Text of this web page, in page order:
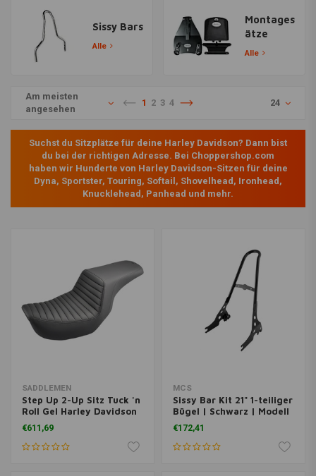
Sissy Bars
Alle
Montages
ätze
Alle
Am meisten
angesehen
1 2 3 4 24
Suchst du Sitzplätze für deine Harley Davidson? Dann bist
du bei der richtigen Adresse. Bei Choppershop.com
haben wir Hunderte von Harley Davidson-Sitzen für deine
Dyna, Sportster, Touring, Softail, Shovelhead, Ironhead,
Knucklehead, Panhead und mehr.
SADDLEMEN
Step Up 2-Up Sitz Tuck 'n
Roll Gel Harley Davidson
Dyna
€611,69
MCS
Sissy Bar Kit 21" 1-teiliger
Bügel | Schwarz | Modell
wählen
€172,41